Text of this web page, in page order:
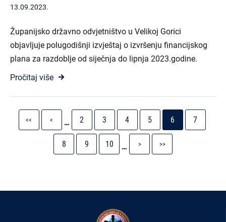
13.09.2023.
Županijsko državno odvjetništvo u Velikoj Gorici
objavljuje polugodišnji izvještaj o izvršenju financijskog
plana za razdoblje od siječnja do lipnja 2023.godine.
Pročitaj više
Pagination
page
<<
page
< …
Stranica
2 Stranica
3 Stranica
4 Stranica
5
Current
page
6 Stranica
7
Stranica
8 Stranica
9 Stranica
10 …
page
>
page
>>